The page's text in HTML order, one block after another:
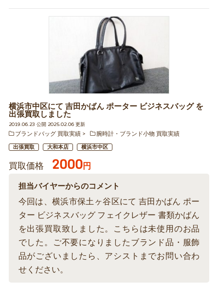
横浜市中区にて 吉田かばん ポーター ビジネスバッグ を
出張買取しました
2019.06.23 公開 2025.02.06 更新
ブランドバッグ 買取実績
腕時計・ブランド小物 買取実績
出張買取 大和本店 横浜市中区
買取価格 2000円
担当バイヤーからのコメント
今回は、横浜市保土ヶ谷区にて 吉田かばん ポー
ター ビジネスバッグ フェイクレザー 書類かばん
を出張買取致しました。こちらは未使用のお品
でした。ご不要になりましたブランド品・服飾
品がございましたら、アシストまでお問い合わ
せください。